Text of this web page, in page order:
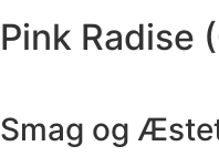
Pink Radise
Smag og